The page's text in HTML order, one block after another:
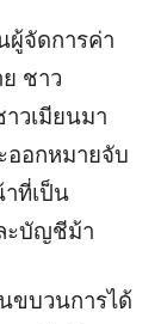
ผู้จัดการค่า
ชาว
วเมียนมา
ออกหมายจับ
ที่เป็น
ะบัญชีม้า
ขบวนการได้